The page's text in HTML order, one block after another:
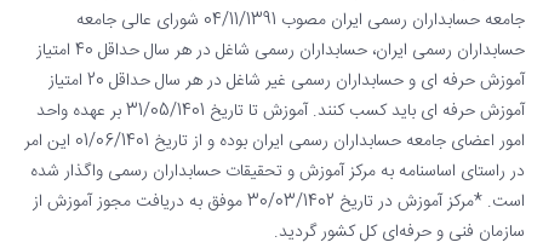
جامعه حسابداران رسمی ایران مصوب 04/11/1391 شورای عالی جامعه
حسابداران رسمی ایران، حسابداران رسمی شاغل در هر سال حداقل 40 امتیاز
آموزش حرفه ای و حسابداران رسمی غیر شاغل در هر سال حداقل 20 امتیاز
آموزش حرفه ای باید کسب کنند. آموزش تا تاریخ 31/05/1401 بر عهده واحد
امور اعضای جامعه حسابداران رسمی ایران بوده و از تاریخ 01/06/1401 این امر
در راستای اساسنامه به مرکز آموزش و تحقیقات حسابداران رسمی واگذار شده
است. *مرکز آموزش در تاریخ 30/03/1402 موفق به دریافت مجوز آموزش از
سازمان فنی و حرفه‌ای کل کشور گردید.